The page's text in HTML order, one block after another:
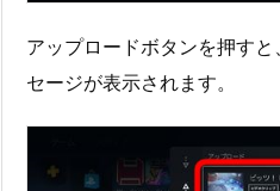
アップロードボタンを押す
セージが表示されます。